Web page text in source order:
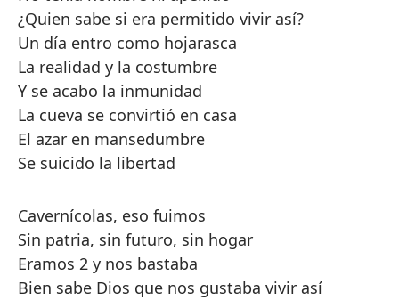
¿Quien sabe si era permitido vivir así?
Un día entro como hojarasca
La realidad y la costumbre
Y se acabo la inmunidad
La cueva se convirtió en casa
El azar en mansedumbre
Se suicido la libertad
Cavernícolas, eso fuimos
Sin patria, sin futuro, sin hogar
Eramos 2 y nos bastaba
Bien sabe Dios que nos gustaba vivir así